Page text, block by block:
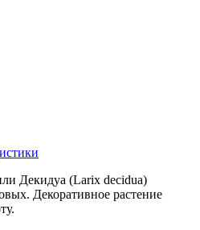
Декидуа (Larix decidua)
Декоративное растение